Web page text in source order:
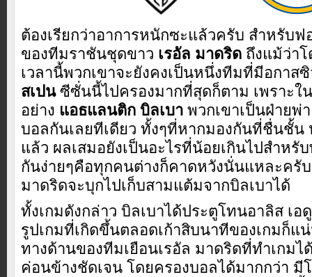
ต้องเรียกว่าอาการหนักซะแล้วครับ สำหรับฟ
ของทีมราชันชุดขาว เรอัล มาดริด ถึงแม้ว่า
เวลานี้พวกเขาจะยังคงเป็นหนึ่งทีมที่มีอกาส
สเปนซีซั่นนี้ไปครองมากที่สุดก็ตาม เพราะใ
อย่าง แอธแลนติก บิลเบา พวกเขาเป็นฝ่าย
บอลกันเลยทีเดียว ทั้งๆที่หากมองกันที่ชื่นชั้น
แล้ว ผลเสมอยังเป็นอะไรที่น้อยเกินไปสำหรั
กันง่ายๆคือทุกคนต่างก็คาดหวังนั่นแหละครับ
มาดริดจะบุกไปเก็บสามแต้มจากบิลเบาได้
ทั้งเกมดังกล่าว บิลเบาได้ประตูโทนอาลิส เ
รูปเกมที่เกิดขึ้นตลอดเก้าสิบนาทีของเกมก็แ
ทางด้านของทีมเยือนเรอัล มาดริดที่ทำเกมไ
ค่อนข้างชัดเจน โดยครองบอลได้มากกว่า มี